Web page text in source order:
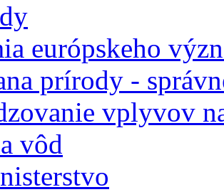
európskeho
prírody -
vplyvov
vôd